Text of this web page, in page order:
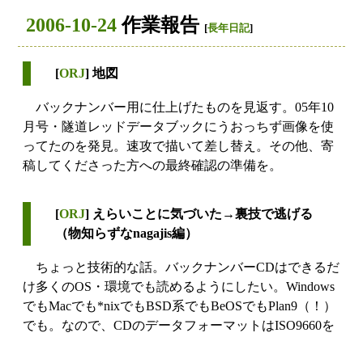
2006-10-24 作業報告 [長年日記]
[ORJ] 地図
バックナンバー用に仕上げたものを見返す。05年10
月号・隧道レッドデータブックにうおっちず画像を使
ってたのを発見。速攻で描いて差し替え。その他、寄
稿してくださった方への最終確認の準備を。
[ORJ] えらいことに気づいた→裏技で逃げる
（物知らずなnagajis編）
ちょっと技術的な話。バックナンバーCDはできるだ
け多くのOS・環境でも読めるようにしたい。Windows
でもMacでも*nixでもBSD系でもBeOSでもPlan9（！）
でも。なので、CDのデータフォーマットはISO9660を